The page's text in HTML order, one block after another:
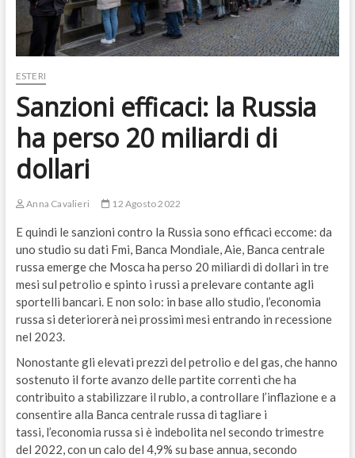
ESTERI
Sanzioni efficaci: la Russia
ha perso 20 miliardi di
dollari
Anna Cavalieri 12 Agosto 2022
E quindi le sanzioni contro la Russia sono efficaci eccome: da
uno studio su dati Fmi, Banca Mondiale, Aie, Banca centrale
russa emerge che Mosca ha perso 20 miliardi di dollari in tre
mesi sul petrolio e spinto i russi a prelevare contante agli
sportelli bancari. E non solo: in base allo studio, l’economia
russa si deteriorerà nei prossimi mesi entrando in recessione
nel 2023.
Nonostante gli elevati prezzi del petrolio e del gas, che hanno
sostenuto il forte avanzo delle partite correnti che ha
contribuito a stabilizzare il rublo, a controllare l’inflazione e a
consentire alla Banca centrale russa di tagliare i
tassi, l’economia russa si è indebolita nel secondo trimestre
del 2022, con un calo del 4,9% su base annua, secondo